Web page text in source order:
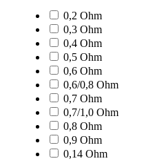
0,2 Ohm
0,3 Ohm
0,4 Ohm
0,5 Ohm
0,6 Ohm
0,6/0,8 Ohm
0,7 Ohm
0,7/1,0 Ohm
0,8 Ohm
0,9 Ohm
0,14 Ohm